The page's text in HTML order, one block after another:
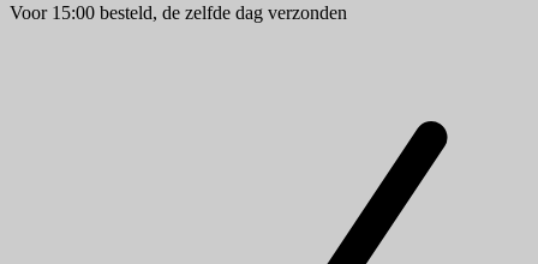
Voor 15:00 besteld, de zelfde dag verzonden